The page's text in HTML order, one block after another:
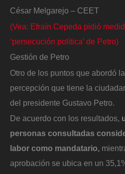
César Melgarejo – CEET
(Vea: Efraín Cepeda pidió
‘persecución política’ de Petro)
Gestión de Petro
Otro de los puntos que abordó
percepción que tiene la
del presidente Gustavo Petro.
De acuerdo con los resultados,
personas consultadas
labor como mandatario,
aprobación se ubica en un